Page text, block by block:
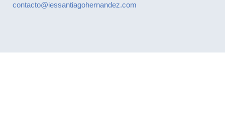
contacto@iessantiagohernandez.com